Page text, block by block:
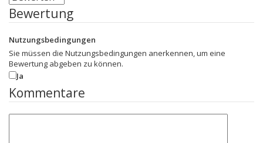
Bewertung
Nutzungsbedingungen
Sie müssen die Nutzungsbedingungen anerkennen, um eine
Bewertung abgeben zu können.
Ja
Kommentare